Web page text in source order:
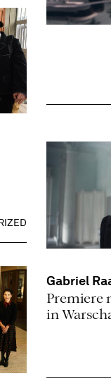
Gabriel
Premiere
in